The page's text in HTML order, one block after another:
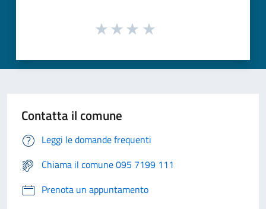
Contatta il comune
Leggi le domande frequenti
Chiama il comune 095 7199 111
Prenota un appuntamento